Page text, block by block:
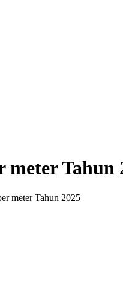
meter Tahun
meter Tahun 2025